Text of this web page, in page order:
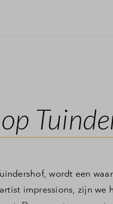
wordt een
impressions, zijn we